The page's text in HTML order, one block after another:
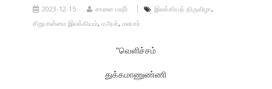
2023-12-15 சாளை பஷீர் இலக்கியத் திருவிழா,
சிறுபான்மை இலக்கியம், மஅபர், மலபார்
“வெளிச்சம்
துக்கமாணுண்ணி